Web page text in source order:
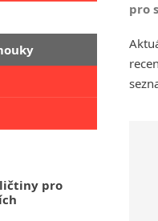
pro
pro